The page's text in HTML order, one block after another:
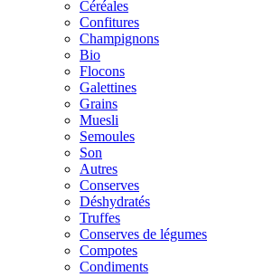
Céréales
Confitures
Champignons
Bio
Flocons
Galettines
Grains
Muesli
Semoules
Son
Autres
Conserves
Déshydratés
Truffes
Conserves de légumes
Compotes
Condiments